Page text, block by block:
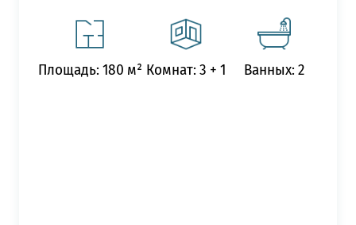
Площадь: 180 м² Комнат: 3 + 1 Ванных: 2